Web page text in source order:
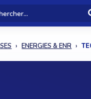
ENERGIES & ENR